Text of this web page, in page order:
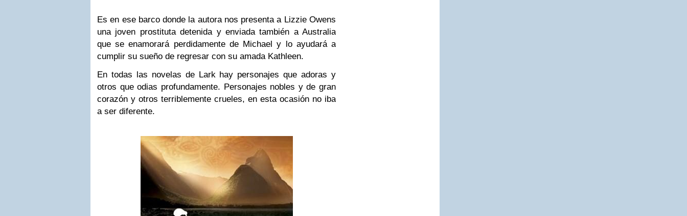
Es en ese barco donde la autora nos presenta a Lizzie Owens
una joven prostituta detenida y enviada también a Australia
que se enamorará perdidamente de Michael y lo ayudará a
cumplir su sueño de regresar con su amada Kathleen.
En todas las novelas de Lark hay personajes que adoras y
otros que odias profundamente. Personajes nobles y de gran
corazón y otros terriblemente crueles, en esta ocasión no iba
a ser diferente.